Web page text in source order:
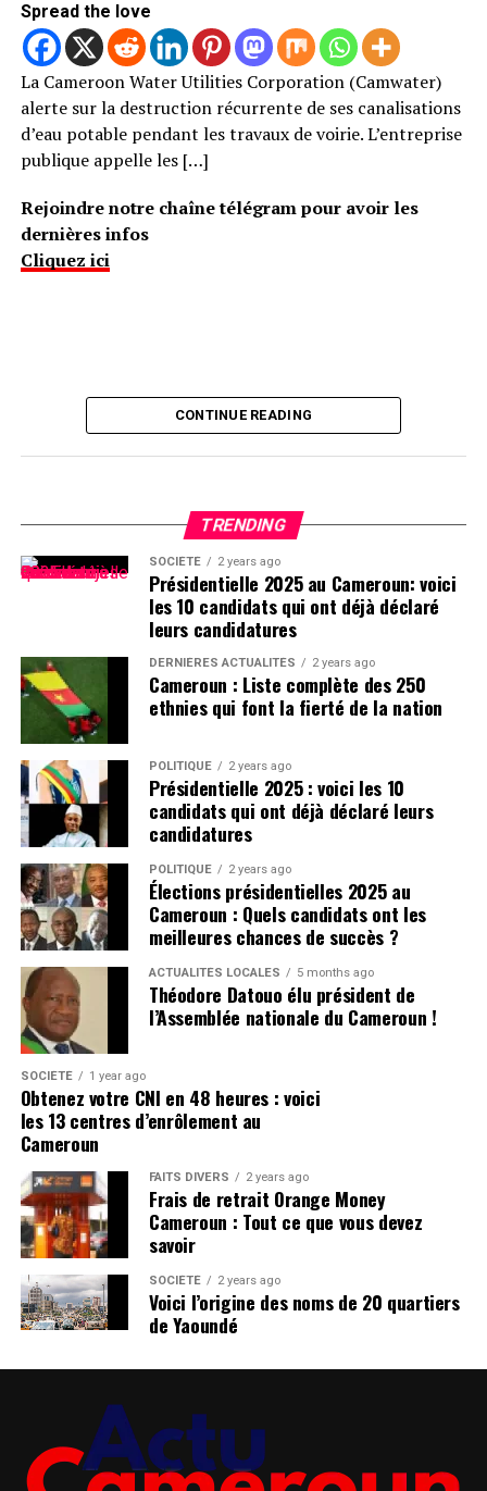
Spread the love
La Cameroon Water Utilities Corporation (Camwater)
alerte sur la destruction récurrente de ses canalisations
d’eau potable pendant les travaux de voirie. L’entreprise
publique appelle les […]
Rejoindre notre chaîne télégram pour avoir les
dernières infos
Cliquez ici
CONTINUE READING
TRENDING
SOCIÉTÉ 2 years ago
Présidentielle 2025 au Cameroun: voici
les 10 candidats qui ont déjà déclaré
leurs candidatures
DERNIÈRES ACTUALITÉS 2 years ago
Cameroun : Liste complète des 250
ethnies qui font la fierté de la nation
POLITIQUE 2 years ago
Présidentielle 2025 : voici les 10
candidats qui ont déjà déclaré leurs
candidatures
POLITIQUE 2 years ago
Élections présidentielles 2025 au
Cameroun : Quels candidats ont les
meilleures chances de succès ?
ACTUALITÉS LOCALES 5 months ago
Théodore Datouo élu président de
l’Assemblée nationale du Cameroun !
SOCIÉTÉ 1 year ago
Obtenez votre CNI en 48 heures : voici
les 13 centres d’enrôlement au
Cameroun
FAITS DIVERS 2 years ago
Frais de retrait Orange Money
Cameroun : Tout ce que vous devez
savoir
SOCIÉTÉ 2 years ago
Voici l’origine des noms de 20 quartiers
de Yaoundé